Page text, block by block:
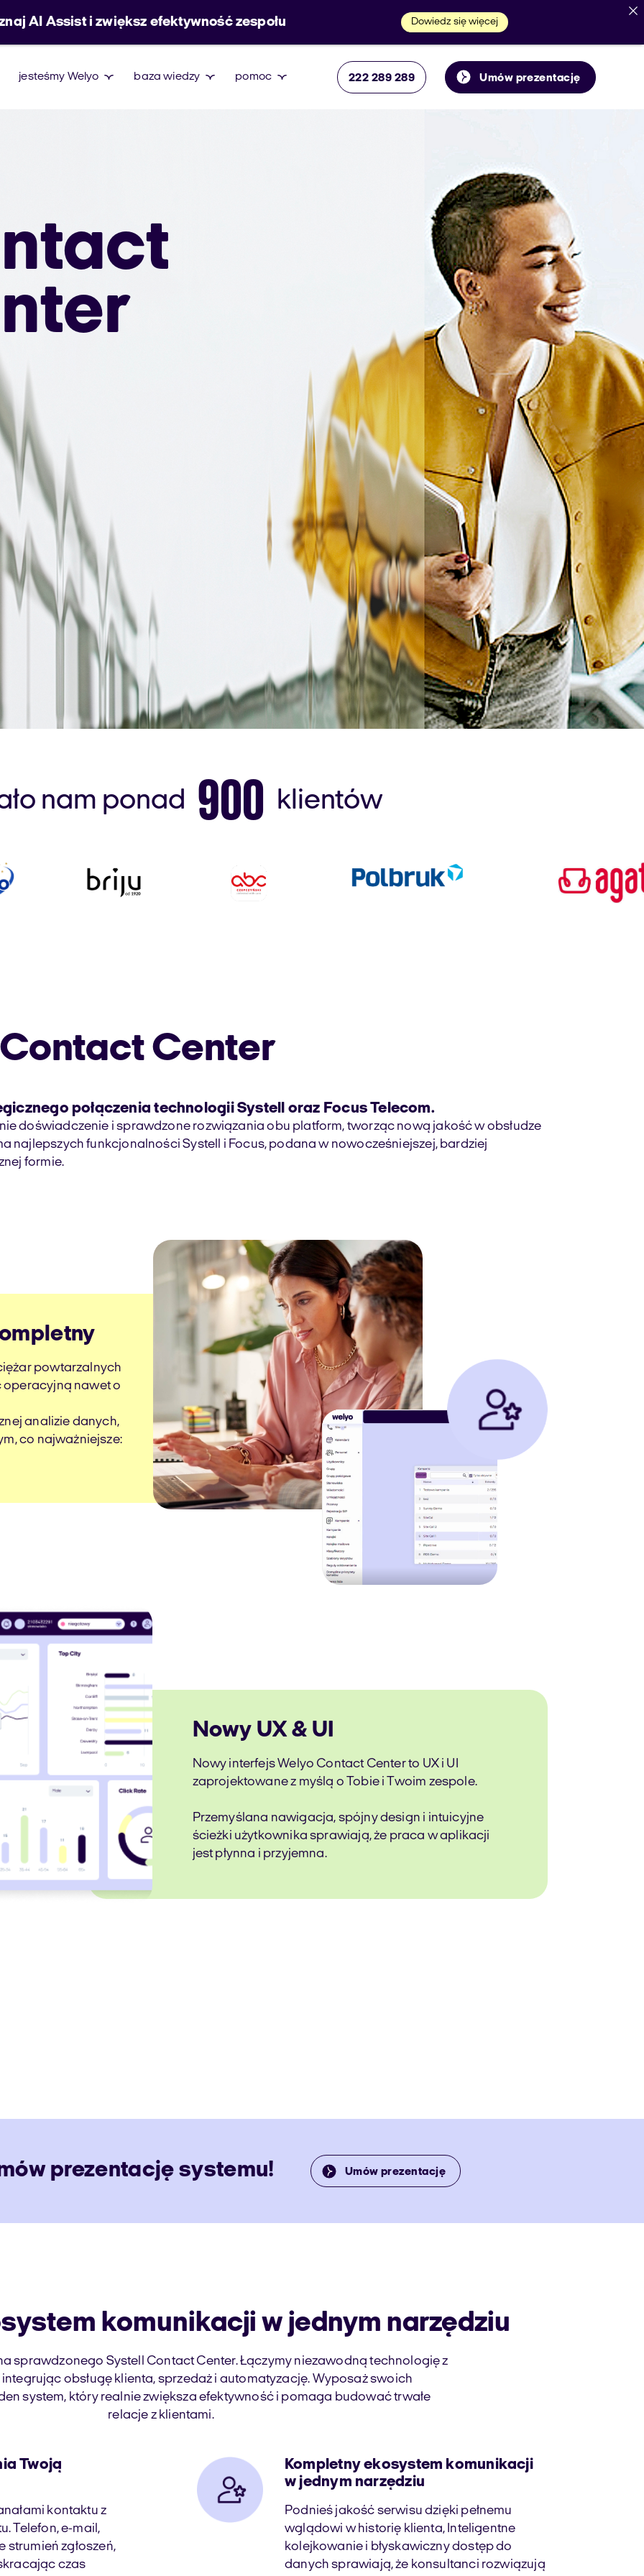
jesteśmy Welyo baza wiedzy pomoc 222 289 289 Umów prezentację
nam ponad 900 klientów
Center
połączenia technologii Systell oraz Focus Telecom.
doświadczenie i sprawdzone rozwiązania obu platform, tworząc nową jakość w obsłudze
najlepszych funkcjonalności Systell i Focus, podana w nowocześniejszej, bardziej
formie.
powtarzalnych
operacyjną nawet o
analizie danych,
co najważniejsze:
Nowy UX & UI
Nowy interfejs Welyo Contact Center to UX i UI
zaprojektowane z myślą o Tobie i Twoim zespole.
Przemyślana nawigacja, spójny design i intuicyjne
ścieżki użytkownika sprawiają, że praca w aplikacji
jest płynna i przyjemna.
prezentację systemu! Umów prezentację
komunikacji w jednym narzędziu
sprawdzonego Systell Contact Center. Łączymy niezawodną technologię z
integrując obsługę klienta, sprzedaż i automatyzację. Wyposaż swoich
system, który realnie zwiększa efektywność i pomaga budować trwałe
relacje z klientami.
Twoją
kontaktu z
Telefon, e-mail,
strumień zgłoszeń,
czas
Kompletny ekosystem komunikacji
w jednym narzędziu
Podnieś jakość serwisu dzięki pełnemu
wglądowi w historię klienta, Inteligentne
kolejkowanie i błyskawiczny dostęp do
danych sprawiają, że konsultanci rozwiązują
AI Assist i zwiększ efektywność zespołu Dowiedz się więcej